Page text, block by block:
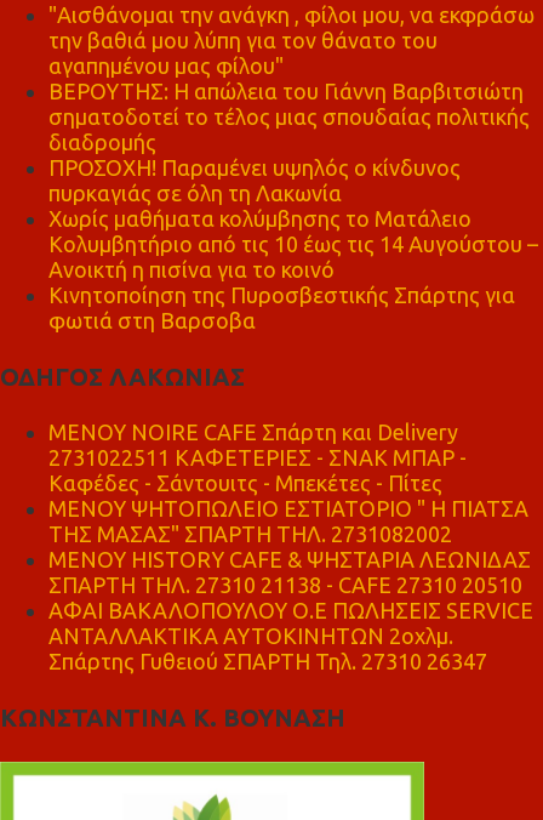
"Αισθάνομαι την ανάγκη , φίλοι μου, να εκφράσω
την βαθιά μου λύπη για τον θάνατο του
αγαπημένου μας φίλου"
ΒΕΡΟΥΤΗΣ: Η απώλεια του Γιάννη Βαρβιτσιώτη
σηματοδοτεί το τέλος μιας σπουδαίας πολιτικής
διαδρομής
ΠΡΟΣΟΧΗ! Παραμένει υψηλός ο κίνδυνος
πυρκαγιάς σε όλη τη Λακωνία
Χωρίς μαθήματα κολύμβησης το Ματάλειο
Κολυμβητήριο από τις 10 έως τις 14 Αυγούστου –
Ανοικτή η πισίνα για το κοινό
Κινητοποίηση της Πυροσβεστικής Σπάρτης για
φωτιά στη Βαρσοβα
ΟΔΗΓΟΣ ΛΑΚΩΝΙΑΣ
MENOY NOIRE CAFE Σπάρτη και Delivery
2731022511 ΚΑΦΕΤΕΡΙΕΣ - ΣΝΑΚ ΜΠΑΡ -
Καφέδες - Σάντουιτς - Μπεκέτες - Πίτες
ΜΕΝΟΥ ΨΗΤΟΠΩΛΕΙΟ ΕΣΤΙΑΤΟΡΙΟ " Η ΠΙΑΤΣΑ
ΤΗΣ ΜΑΣΑΣ" ΣΠΑΡΤΗ ΤΗΛ. 2731082002
ΜΕΝΟΥ HISTORY CAFE & ΨΗΣΤΑΡΙΑ ΛΕΩΝΙΔΑΣ
ΣΠΑΡΤΗ ΤΗΛ. 27310 21138 - CAFE 27310 20510
ΑΦΑΙ ΒΑΚΑΛΟΠΟΥΛΟΥ Ο.Ε ΠΩΛΗΣΕΙΣ SERVICE
ΑΝΤΑΛΛΑΚΤΙΚΑ ΑΥΤΟΚΙΝΗΤΩΝ 2οχλμ.
Σπάρτης Γυθειού ΣΠΑΡΤΗ Τηλ. 27310 26347
ΚΩΝΣΤΑΝΤΙΝΑ Κ. ΒΟΥΝΑΣΗ